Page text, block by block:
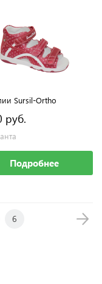
Sursil-Ortho
руб.
Подробнее
6